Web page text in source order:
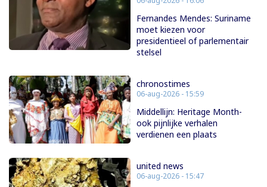
Fernandes Mendes: Suriname
moet kiezen voor
presidentieel of parlementair
stelsel
chronostimes
06-aug-2026 - 15:59
Middellijn: Heritage Month-
ook pijnlijke verhalen
verdienen een plaats
united news
06-aug-2026 - 15:47